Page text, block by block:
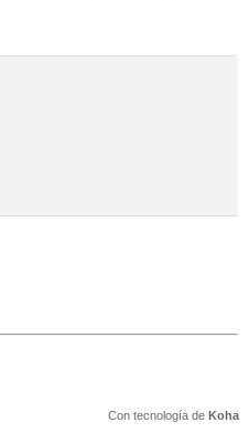
Con tecnología de Koha